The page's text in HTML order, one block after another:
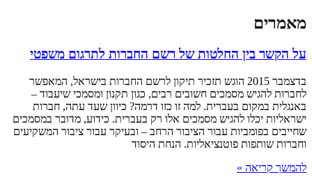
מאמרים
על הקשר בין החלטות של רשם החברות לתרגום משפטי
בדצמבר 2015 הוגש תזכיר תיקון לרשם החברות בישראל, המאפשר
לחברות להגיש מסמכים חשובים רבים, כגון תקנון ומסמכי שיעבוד –
באנגלית במקום בעברית. למה זו כזו דרמה? כיוון שעד עתה, חברות
ישראליות יכלו להגיש מסמכים אלו רק בעברית. כידוע, מדובר במסמכים
שחייבים בפומביות עבור הציבור הרחב – ובעיקר עבור ציבור המשקיעים
וחברות שותפות פוטנציאליות. הנחת היסוד
להמשך קריאה »